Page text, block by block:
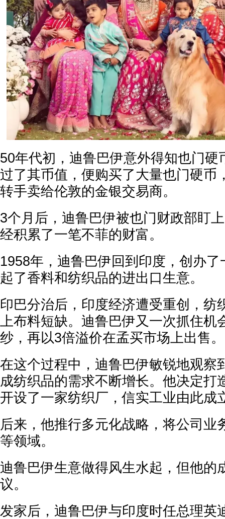
50年代初，迪鲁巴伊意外得知也门硬
过了其币值，便购买了大量也门硬币
转手卖给伦敦的金银交易商。
3个月后，迪鲁巴伊被也门财政部盯
经积累了一笔不菲的财富。
1958年，迪鲁巴伊回到印度，创办
起了香料和纺织品的进出口生意。
印巴分治后，印度经济遭受重创，纺
上布料短缺。迪鲁巴伊又一次抓住机
纱，再以3倍溢价在孟买市场上出售。
在这个过程中，迪鲁巴伊敏锐地观察
成纺织品的需求不断增长。他决定打
开设了一家纺织厂，信实工业由此成
后来，他推行多元化战略，将公司业
等领域。
迪鲁巴伊生意做得风生水起，但他的
议。
发家后，迪鲁巴伊与印度时任总理英